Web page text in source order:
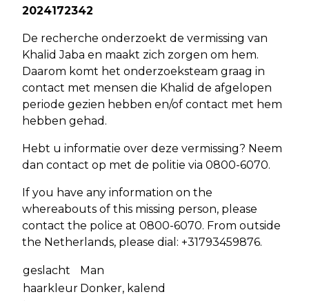
2024172342
De recherche onderzoekt de vermissing van
Khalid Jaba en maakt zich zorgen om hem.
Daarom komt het onderzoeksteam graag in
contact met mensen die Khalid de afgelopen
periode gezien hebben en/of contact met hem
hebben gehad.
Hebt u informatie over deze vermissing? Neem
dan contact op met de politie via 0800-6070.
If you have any information on the
whereabouts of this missing person, please
contact the police at 0800-6070. From outside
the Netherlands, please dial: +31793459876.
geslacht
Man
haarkleur Donker, kalend